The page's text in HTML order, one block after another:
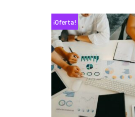
¡Oferta!